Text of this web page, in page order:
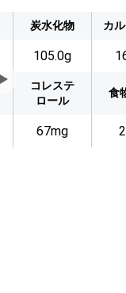
炭水化物 カ
105.0g
コレステ
ロール
食
67mg